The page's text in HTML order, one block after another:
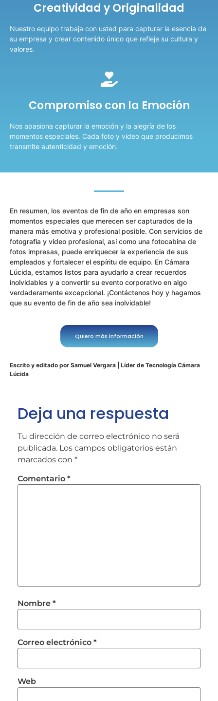
Creatividad y Originalidad
Nuestro equipo trabaja con usted para capturar la esencia de
su empresa y crear contenido único que refleje su cultura y
valores.
Compromiso con la Emoción
Nos apasiona capturar la emoción y la alegría de los
momentos especiales. Cada foto y video que producimos
transmite autenticidad y emoción.
En resumen, los eventos de fin de año en empresas son
momentos especiales que merecen ser capturados de la
manera más emotiva y profesional posible. Con servicios de
fotografía y video profesional, así como una fotocabina de
fotos impresas, puede enriquecer la experiencia de sus
empleados y fortalecer el espíritu de equipo. En Cámara
Lúcida, estamos listos para ayudarlo a crear recuerdos
inolvidables y a convertir su evento corporativo en algo
verdaderamente excepcional. ¡Contáctenos hoy y hagamos
que su evento de fin de año sea inolvidable!
Quiero más información
Escrito y editado por Samuel Vergara | Líder de Tecnología Cámara
Lúcida
Deja una respuesta
Tu dirección de correo electrónico no será
publicada. Los campos obligatorios están
marcados con *
Comentario *
Nombre *
Correo electrónico *
Web